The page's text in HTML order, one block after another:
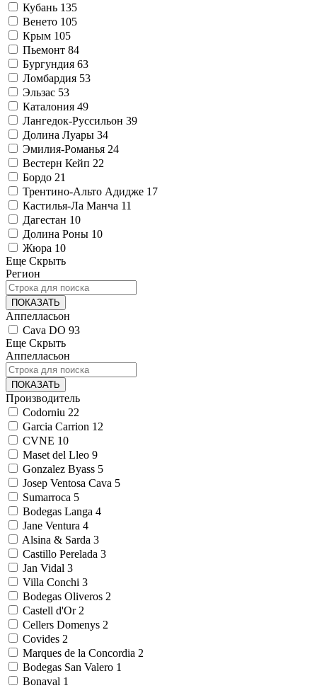
Кубань 135
Венето 105
Крым 105
Пьемонт 84
Бургундия 63
Ломбардия 53
Эльзас 53
Каталония 49
Лангедок-Руссильон 39
Долина Луары 34
Эмилия-Романья 24
Вестерн Кейп 22
Бордо 21
Трентино-Альто Адидже 17
Кастилья-Ла Манча 11
Дагестан 10
Долина Роны 10
Жюра 10
Еще Скрыть
Регион
ПОКАЗАТЬ
Аппелласьон
Cava DO 93
Еще Скрыть
Аппелласьон
ПОКАЗАТЬ
Производитель
Codorniu 22
Garcia Carrion 12
CVNE 10
Maset del Lleo 9
Gonzalez Byass 5
Josep Ventosa Cava 5
Sumarroca 5
Bodegas Langa 4
Jane Ventura 4
Alsina & Sarda 3
Castillo Perelada 3
Jan Vidal 3
Villa Conchi 3
Bodegas Oliveros 2
Castell d'Or 2
Cellers Domenys 2
Covides 2
Marques de la Concordia 2
Bodegas San Valero 1
Bonaval 1